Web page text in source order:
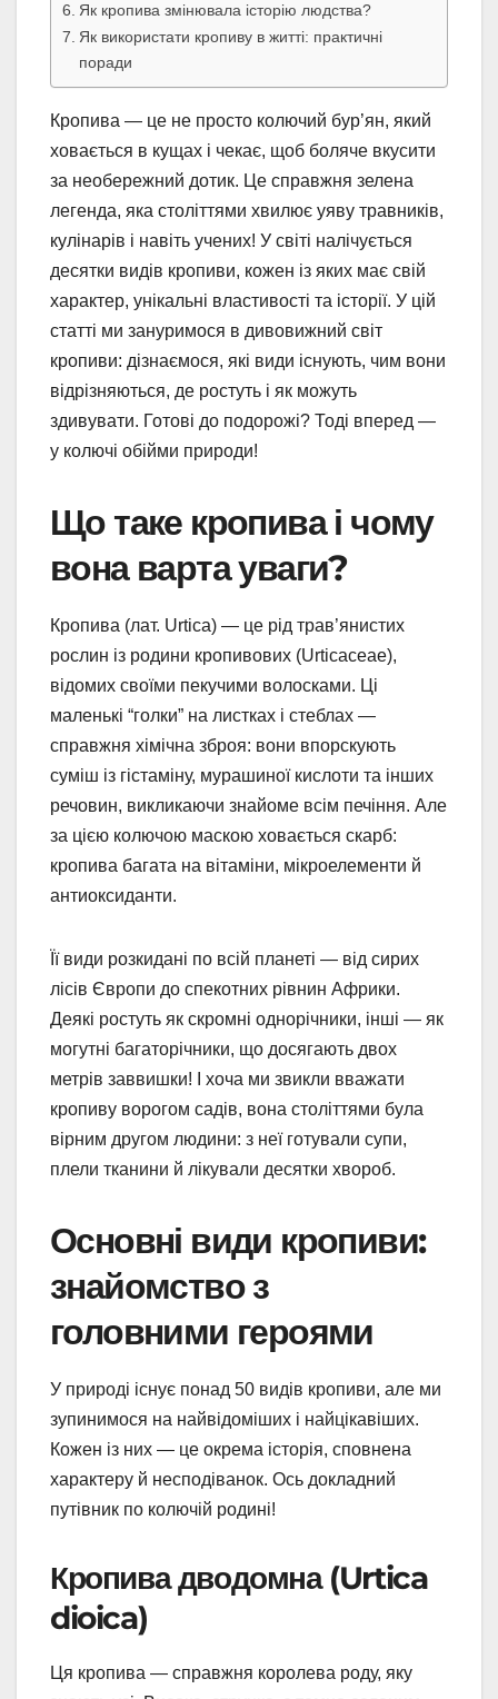
Як кропива змінювала історію людства?
Як використати кропиву в житті: практичні
поради
Кропива — це не просто колючий бур’ян, який
ховається в кущах і чекає, щоб боляче вкусити
за необережний дотик. Це справжня зелена
легенда, яка століттями хвилює уяву травників,
кулінарів і навіть учених! У світі налічується
десятки видів кропиви, кожен із яких має свій
характер, унікальні властивості та історії. У цій
статті ми зануримося в дивовижний світ
кропиви: дізнаємося, які види існують, чим вони
відрізняються, де ростуть і як можуть
здивувати. Готові до подорожі? Тоді вперед —
у колючі обійми природи!
Що таке кропива і чому
вона варта уваги?
Кропива (лат. Urtica) — це рід трав’янистих
рослин із родини кропивових (Urticaceae),
відомих своїми пекучими волосками. Ці
маленькі “голки” на листках і стеблах —
справжня хімічна зброя: вони впорскують
суміш із гістаміну, мурашиної кислоти та інших
речовин, викликаючи знайоме всім печіння. Але
за цією колючою маскою ховається скарб:
кропива багата на вітаміни, мікроелементи й
антиоксиданти.
Її види розкидані по всій планеті — від сирих
лісів Європи до спекотних рівнин Африки.
Деякі ростуть як скромні однорічники, інші — як
могутні багаторічники, що досягають двох
метрів заввишки! І хоча ми звикли вважати
кропиву ворогом садів, вона століттями була
вірним другом людини: з неї готували супи,
плели тканини й лікували десятки хвороб.
Основні види кропиви:
знайомство з
головними героями
У природі існує понад 50 видів кропиви, але ми
зупинимося на найвідоміших і найцікавіших.
Кожен із них — це окрема історія, сповнена
характеру й несподіванок. Ось докладний
путівник по колючій родині!
Кропива дводомна (Urtica
dioica)
Ця кропива — справжня королева роду, яку